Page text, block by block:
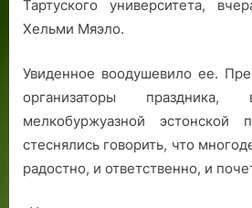
Тартуского университета,
Хельми Мяэло.
Увиденное воодушевило ее.
организаторы
мелкобуржуазной эстонской
стеснялись говорить, что
радостно, и ответственно, и